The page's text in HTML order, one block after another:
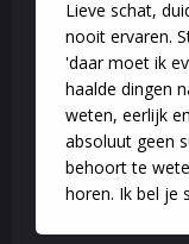
Lieve schat,
nooit ervaren.
'daar moet ik
haalde dingen
weten, eerlijk
absoluut geen
behoort te
horen. Ik bel je